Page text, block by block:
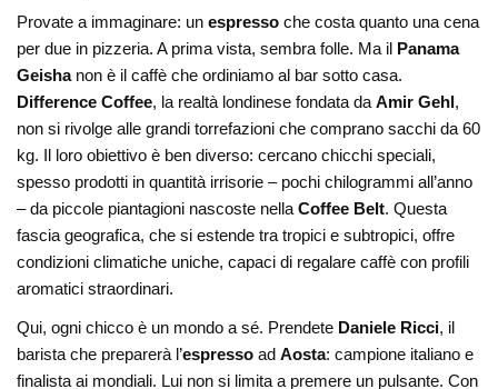
Provate a immaginare: unespresso che costa quanto una cena
per due in pizzeria. A prima vista, sembra folle. Ma il Panama
Geishanon è il caffè che ordiniamo al bar sotto casa.
Difference Coffee, la realtà londinese fondata daAmir Gehl,
non si rivolge alle grandi torrefazioni che comprano sacchi da 60
kg. Il loro obiettivo è ben diverso: cercano chicchi speciali,
spesso prodotti in quantità irrisorie – pochi chilogrammi all’anno
– da piccole piantagioni nascoste nellaCoffee Belt. Questa
fascia geografica, che si estende tra tropici e subtropici, offre
condizioni climatiche uniche, capaci di regalare caffè con profili
aromatici straordinari.
Qui, ogni chicco è un mondo a sé. Prendete Daniele Ricci, il
barista che preparerà l’espresso adAosta: campione italiano e
finalista ai mondiali. Lui non si limita a premere un pulsante. Con